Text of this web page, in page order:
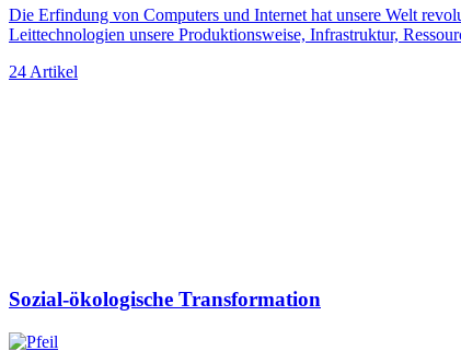
Die Erfindung von Computers und Internet hat unsere Welt
Leittechnologien unsere Produktionsweise, Infrastruktur,
24 Artikel
Sozial-ökologische Transformation